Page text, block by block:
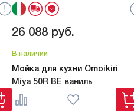
В наличии
Мойка для кухни Omoikiri
Miya 50R BE ваниль
26 088 руб.